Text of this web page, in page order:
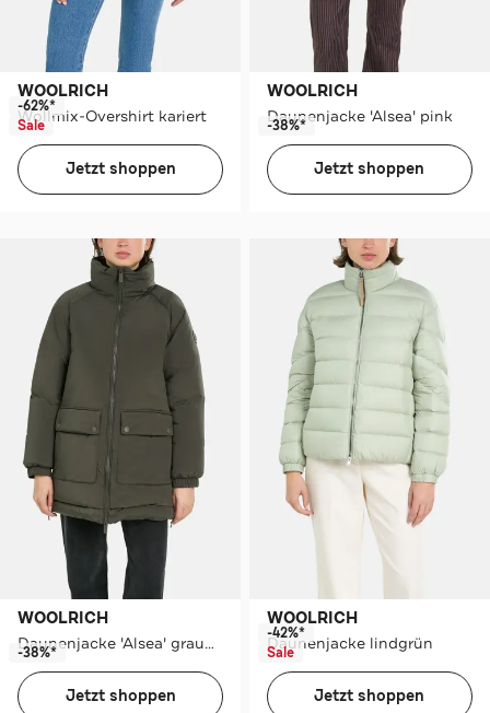
WOOLRICH
Wollmix-Overshirt kariert
-62%*
Sale
Jetzt shoppen
WOOLRICH
Daunenjacke 'Alsea' pink
-38%*
Jetzt shoppen
WOOLRICH
Daunenjacke 'Alsea' graugrün
-38%*
Jetzt shoppen
WOOLRICH
Daunenjacke lindgrün
-42%*
Sale
Jetzt shoppen